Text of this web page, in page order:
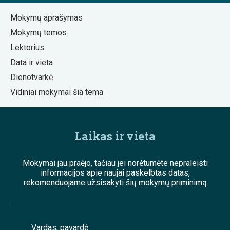
Mokymų aprašymas
Mokymų temos
Lektorius
Data ir vieta
Dienotvarkė
Vidiniai mokymai šia tema
Laikas ir vieta
Mokymai jau praėjo, tačiau jei norėtumėte nepraleisti
informacijos apie naujai paskelbtas datas,
rekomenduojame užsisakyti šių mokymų priminimą
;
Vardas, pavardė: